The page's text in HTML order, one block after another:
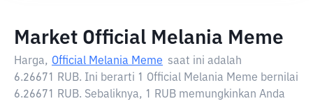
Market Official Melania Meme
Harga, Official Melania Meme saat ini adalah
6.26671 RUB. Ini berarti 1 Official Melania Meme bernilai
6.26671 RUB. Sebaliknya, 1 RUB memungkinkan Anda